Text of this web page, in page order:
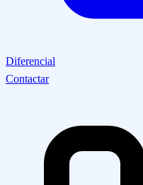
Diferencial
Contactar